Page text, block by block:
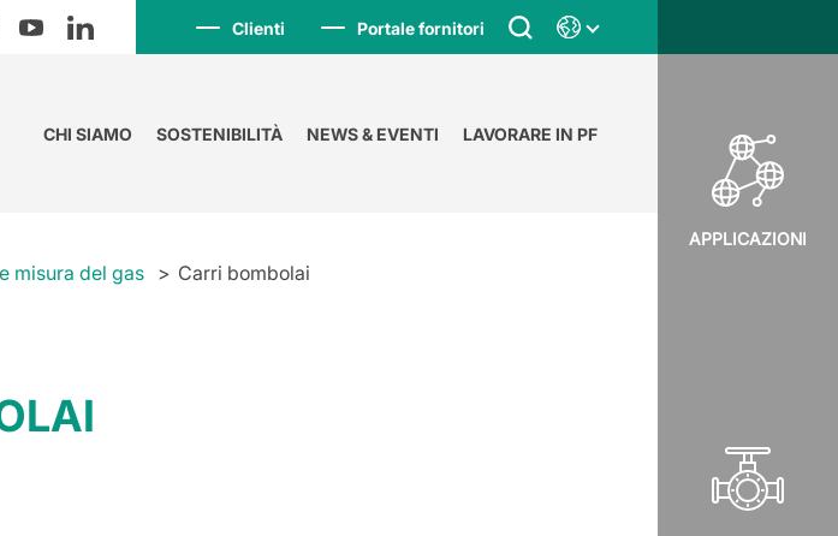
Clienti Portale fornitori
CHI SIAMO SOSTENIBILITÀ NEWS & EVENTI LAVORARE IN PF
APPLICAZIONI
misura del gas Carri bombolai